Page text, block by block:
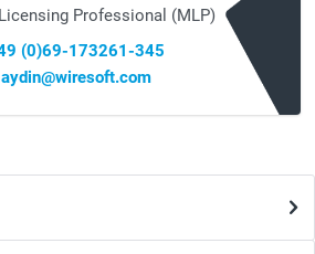
Professional (MLP)
(0)69-173261-345
aydin@wiresoft.com